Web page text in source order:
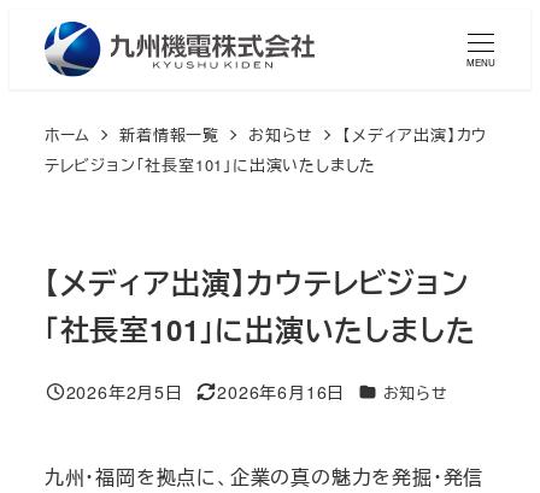
MENU
ホーム 新着情報一覧 お知らせ
【メディア出演】カウ
テレビジョン「社長室101」に出演いたしました
【メディア出演】カウテレビジョン
「社長室101」に出演いたしました
投稿日
2026年2月5日
更新日
2026年6月16日 カテゴリー
お知らせ
九州・福岡を拠点に、企業の真の魅力を発掘・発信